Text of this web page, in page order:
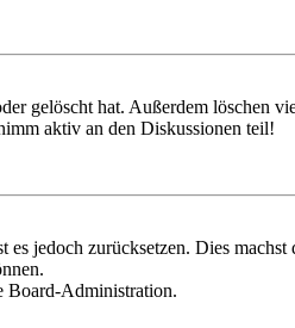
gelöscht hat. Außerdem löschen
aktiv an den Diskussionen teil!
jedoch zurücksetzen. Dies
Board-Administration.